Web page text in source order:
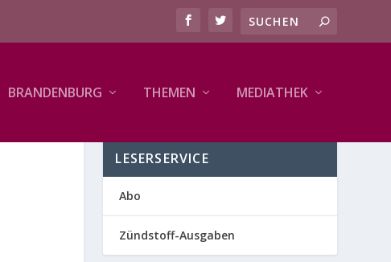
BRANDENBURG THEMEN MEDIATHEK
LESERSERVICE
Abo
Zündstoff-Ausgaben